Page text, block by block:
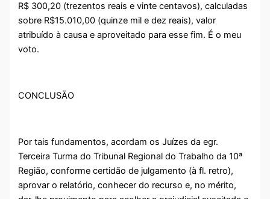
R$ 300,20 (trezentos reais e vinte centavos), calculadas
sobre R$15.010,00 (quinze mil e dez reais), valor
atribuído à causa e aproveitado para esse fim. É o meu
voto.
CONCLUSÃO
Por tais fundamentos, acordam os Juízes da egr.
Terceira Turma do Tribunal Regional do Trabalho da 10ª
Região, conforme certidão de julgamento (à fl. retro),
aprovar o relatório, conhecer do recurso e, no mérito,